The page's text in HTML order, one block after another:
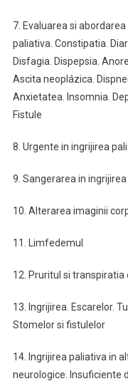
7. Evaluarea si
paliativa. Constipatia.
Disfagia. Dispepsia.
Ascita neoplázica.
Anxietatea. Insomnia.
Fistule
8. Urgente in ingrijirea
9. Sangerarea in
10. Alterarea imaginii
11. Limfedemul
12. Pruritul si transpiratia
13. Ingrijirea. Escarelor.
Stomelor si fistulelor
14. Ingrijirea paliativa in
neurologice. Insuficiente